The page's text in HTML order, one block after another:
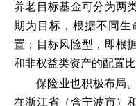
养老目标基金可分为两
期为目标，根据不同
置；目标风险型，即根
和非权益类资产的配置比
保险业也积极布局
在浙江省（含宁波市）